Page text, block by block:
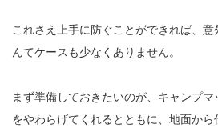
これさえ上手に防ぐことができれば、
んてケースも少なくありません。
まず準備しておきたいのが、キャンプ
をやわらげてくれるとともに、地面か